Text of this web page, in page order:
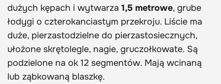
dużych kępach i wytwarza 1,5 metrowe, grube
łodygi o czterokanciastym przekroju. Liście ma
duże, pierzastodzielne do pierzastosiecznych,
ułożone skrętolegle, nagie, gruczołkowate. Są
podzielone na ok 12 segmentów. Mają wcinaną
lub ząbkowaną blaszkę.